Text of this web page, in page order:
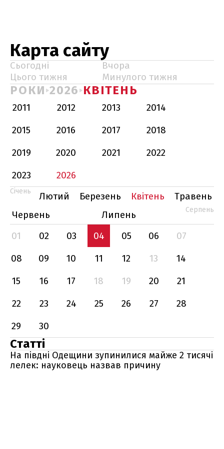
Карта сайту
Сьогодні
Вчора
Цього тижня
Минулого тижня
РОКИ 2026 КВІТЕНЬ
2011 2012 2013
2014
2015
2016 2017
2018
2019
2020 2021
2022
2023
2026
Січень Лютий Березень Квітень
Травень
Червень
Липень Серпень
01 02 03 04 05 06
07
08
09 10 11 12 13
14
15
16 17 18 19 20
21
22
23 24 25 26 27
28
29
30
Статті
На півдні Одещини зупинилися майже 2 тисячі
лелек: науковець назвав причину